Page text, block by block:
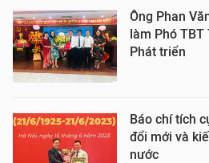
Ông Phan
làm Phó TBT
Phát triển
Báo chí tích
đổi mới và
nước